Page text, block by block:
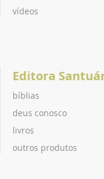
vídeos
Editora
bíblias
deus conosco
livros
outros produtos